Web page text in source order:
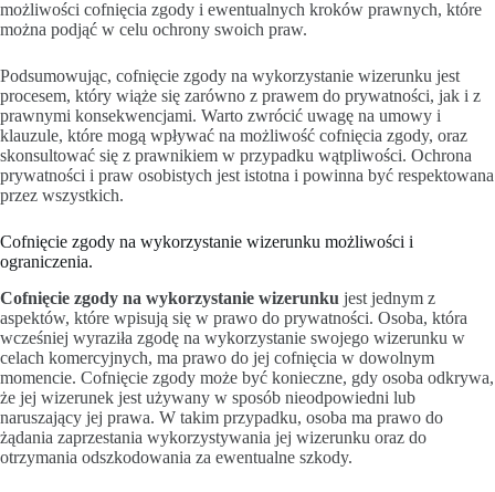
możliwości cofnięcia zgody i ewentualnych kroków prawnych, które
można podjąć w celu ochrony swoich praw.
Podsumowując, cofnięcie zgody na wykorzystanie wizerunku jest
procesem, który wiąże się zarówno z prawem do prywatności, jak i z
prawnymi konsekwencjami. Warto zwrócić uwagę na umowy i
klauzule, które mogą wpływać na możliwość cofnięcia zgody, oraz
skonsultować się z prawnikiem w przypadku wątpliwości. Ochrona
prywatności i praw osobistych jest istotna i powinna być respektowana
przez wszystkich.
Cofnięcie zgody na wykorzystanie wizerunku możliwości i
ograniczenia.
Cofnięcie zgody na wykorzystanie wizerunku jest jednym z
aspektów, które wpisują się w prawo do prywatności. Osoba, która
wcześniej wyraziła zgodę na wykorzystanie swojego wizerunku w
celach komercyjnych, ma prawo do jej cofnięcia w dowolnym
momencie. Cofnięcie zgody może być konieczne, gdy osoba odkrywa,
że jej wizerunek jest używany w sposób nieodpowiedni lub
naruszający jej prawa. W takim przypadku, osoba ma prawo do
żądania zaprzestania wykorzystywania jej wizerunku oraz do
otrzymania odszkodowania za ewentualne szkody.